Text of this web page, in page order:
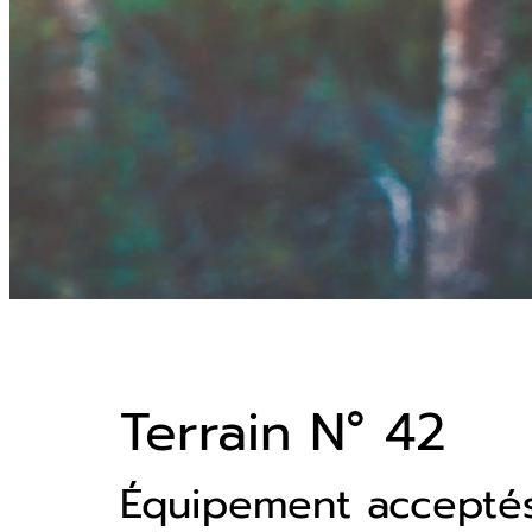
Terrain N° 42
Équipement